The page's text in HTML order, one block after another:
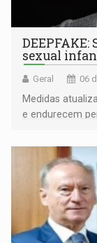
sexual
Geral 06
Medidas
e endurecem